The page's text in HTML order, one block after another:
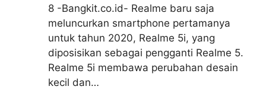
8 -Bangkit.co.id- Realme baru saja
meluncurkan smartphone pertamanya
untuk tahun 2020, Realme 5i, yang
diposisikan sebagai pengganti Realme 5.
Realme 5i membawa perubahan desain
kecil dan…